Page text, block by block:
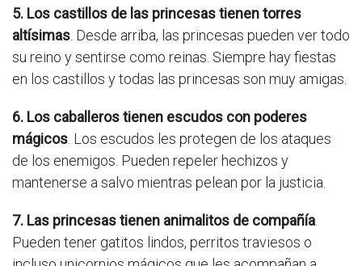
5. Los castillos de las princesas tienen torres
altísimas. Desde arriba, las princesas pueden ver todo
su reino y sentirse como reinas. Siempre hay fiestas
en los castillos y todas las princesas son muy amigas.
6. Los caballeros tienen escudos con poderes
mágicos. Los escudos les protegen de los ataques
de los enemigos. Pueden repeler hechizos y
mantenerse a salvo mientras pelean por la justicia.
7. Las princesas tienen animalitos de compañía.
Pueden tener gatitos lindos, perritos traviesos o